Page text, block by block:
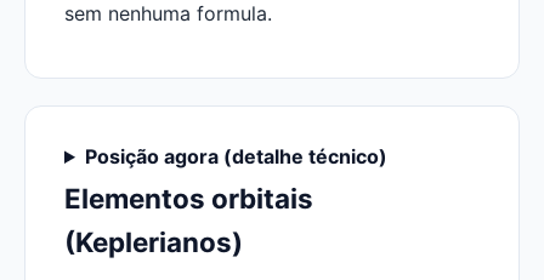
sem nenhuma formula.
Posição agora (detalhe técnico)
Elementos orbitais
(Keplerianos)